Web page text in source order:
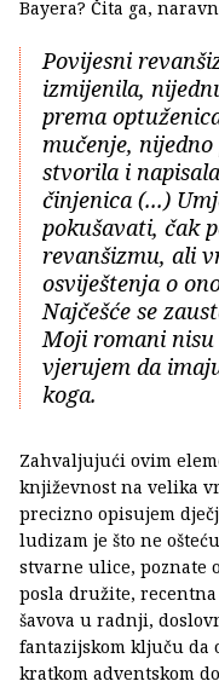
Bayera? Čita ga,
Povijesni
izmijenila,
prema
mučenje,
stvorila i
činjenica (...)
pokušavati, čak
revanšizmu, ali
osviještenja o
Najčešće se
Moji romani
vjerujem da
koga.
Zahvaljujući ovim
književnost na velika
precizno opisujem
ludizam je što ne
stvarne ulice, poznate
posla družite,
šavova u radnji,
fantazijskom ključu da
kratkom adventskom